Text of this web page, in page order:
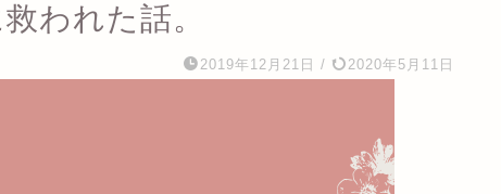
われた話。
2019年12月21日 / 2020年5月11日